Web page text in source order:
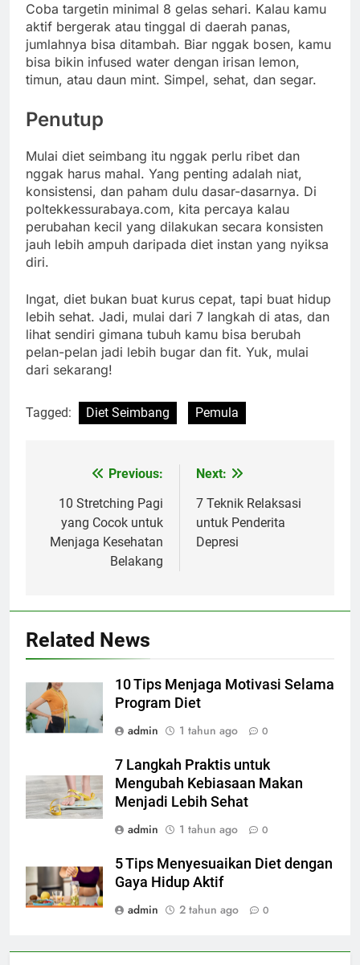
Coba targetin minimal 8 gelas sehari. Kalau kamu
aktif bergerak atau tinggal di daerah panas,
jumlahnya bisa ditambah. Biar nggak bosen, kamu
bisa bikin infused water dengan irisan lemon,
timun, atau daun mint. Simpel, sehat, dan segar.
Penutup
Mulai diet seimbang itu nggak perlu ribet dan
nggak harus mahal. Yang penting adalah niat,
konsistensi, dan paham dulu dasar-dasarnya. Di
poltekkessurabaya.com, kita percaya kalau
perubahan kecil yang dilakukan secara konsisten
jauh lebih ampuh daripada diet instan yang nyiksa
diri.
Ingat, diet bukan buat kurus cepat, tapi buat hidup
lebih sehat. Jadi, mulai dari 7 langkah di atas, dan
lihat sendiri gimana tubuh kamu bisa berubah
pelan-pelan jadi lebih bugar dan fit. Yuk, mulai
dari sekarang!
Tagged: Diet Seimbang Pemula
Navigasi
pos
Previous:
10 Stretching Pagi
yang Cocok untuk
Menjaga Kesehatan
Belakang
Next:
7 Teknik Relaksasi
untuk Penderita
Depresi
Related News
10 Tips Menjaga Motivasi Selama
Program Diet
admin
1 tahun ago 0
7 Langkah Praktis untuk
Mengubah Kebiasaan Makan
Menjadi Lebih Sehat
admin
1 tahun ago 0
5 Tips Menyesuaikan Diet dengan
Gaya Hidup Aktif
admin
2 tahun ago 0